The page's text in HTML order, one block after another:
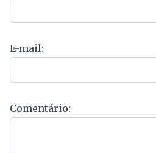
E-mail:
Comentário: